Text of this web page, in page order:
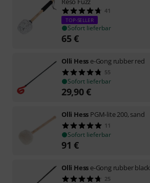
41
TOP-SELLER
Sofort lieferbar
65€
Olli Hess e-Gong rubber red
55
Sofort lieferbar
29,90€
Olli Hess PGM-lite 200, sand
11
Sofort lieferbar
91 €
Olli Hess e-Gong rubber black
25